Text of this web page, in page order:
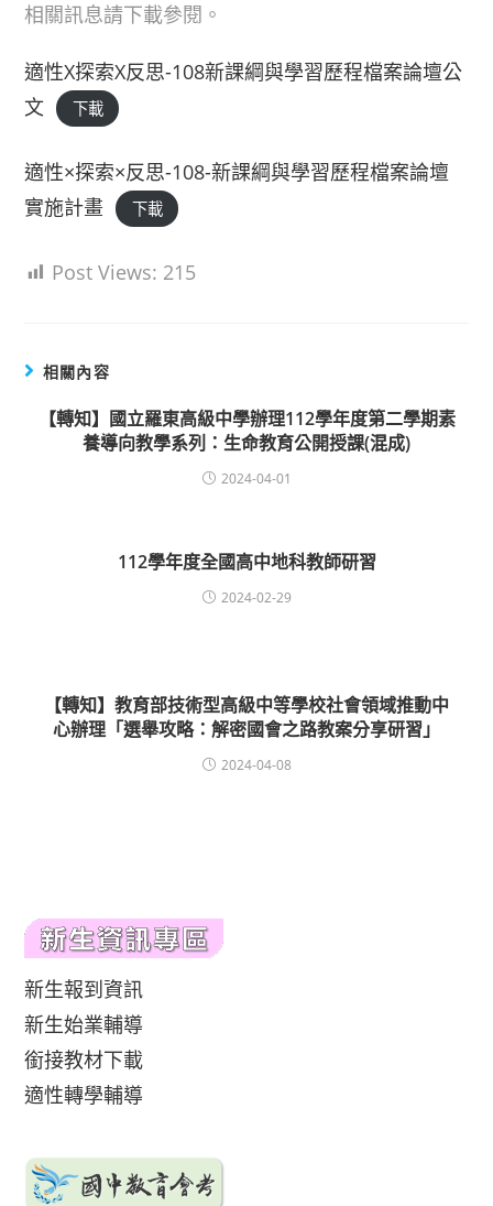
相關訊息請下載參閱。
適性X探索X反思-108新課綱與學習歷程檔案論壇公
文
下載
適性×探索×反思-108-新課綱與學習歷程檔案論壇
實施計畫
下載
Post Views: 215
相關內容
【轉知】國立羅東高級中學辦理112學年度第二學期素
養導向教學系列：生命教育公開授課(混成)
2024-04-01
112學年度全國高中地科教師研習
2024-02-29
【轉知】教育部技術型高級中等學校社會領域推動中
心辦理「選舉攻略：解密國會之路教案分享研習」
2024-04-08
新生報到資訊
新生始業輔導
銜接教材下載
適性轉學輔導